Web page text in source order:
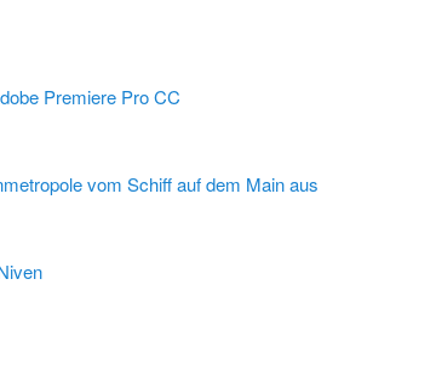
Premiere Pro CC
vom Schiff auf dem Main aus